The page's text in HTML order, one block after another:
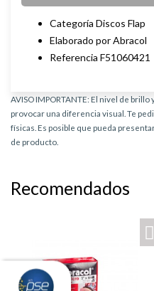
Categoría Discos Flap
Elaborado por Abracol
Referencia F51060421
AVISO IMPORTANTE: El nivel de
provocar una diferencia visual. Te
físicas. Es posible que pueda
de producto.
Recomendados